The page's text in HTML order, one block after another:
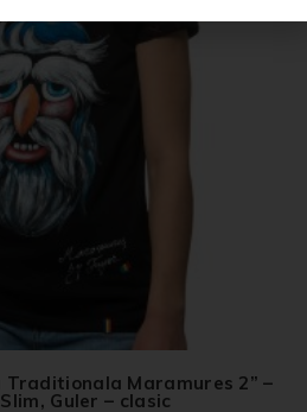
Maramures 2” –
Guler – clasic